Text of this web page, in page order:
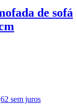
de sofá
sem juros